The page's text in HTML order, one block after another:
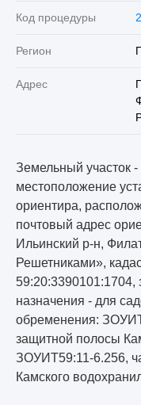
Код процедуры
Регион
Адрес
Земельный участок
местоположение
ориентира,
почтовый адрес
Ильинский р-н,
Решетниками»,
59:20:3390101:1704,
назначения - для
обременения:
защитной полосы
ЗОУИТ59:11-6.256,
Камского